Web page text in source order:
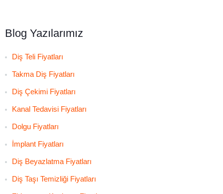
Blog Yazılarımız
Diş Teli Fiyatları
Takma Diş Fiyatları
Diş Çekimi Fiyatları
Kanal Tedavisi Fiyatları
Dolgu Fiyatları
İmplant Fiyatları
Diş Beyazlatma Fiyatları
Diş Taşı Temizliği Fiyatları